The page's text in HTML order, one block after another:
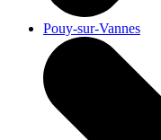
Pouy-sur-Vannes